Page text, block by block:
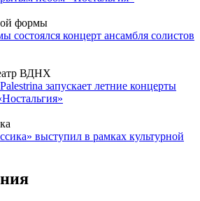
формы
состоялся концерт ансамбля солистов
ВДНХ
запускает летние концерты
выступил в рамках культурной